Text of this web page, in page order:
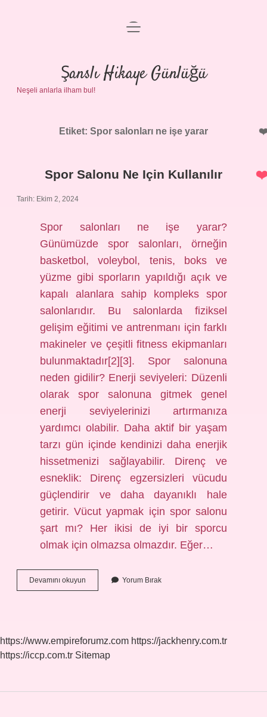
Anasayfa
Gizlilik Politikası
menüyü
Şanslı Hikaye Günlüğü
Neşeli anlarla ilham bul!
Etiket: Spor salonları ne işe yarar
Spor Salonu Ne Için Kullanılır
Tarih: Ekim 2, 2024
Spor salonları ne işe yarar?
Günümüzde spor salonları, örneğin
basketbol, ​​voleybol, tenis, boks ve
yüzme gibi sporların yapıldığı açık ve
kapalı alanlara sahip kompleks spor
salonlarıdır. Bu salonlarda fiziksel
gelişim eğitimi ve antrenmanı için farklı
makineler ve çeşitli fitness ekipmanları
bulunmaktadır[2][3]. Spor salonuna
neden gidilir? Enerji seviyeleri: Düzenli
olarak spor salonuna gitmek genel
enerji seviyelerinizi artırmanıza
yardımcı olabilir. Daha aktif bir yaşam
tarzı gün içinde kendinizi daha enerjik
hissetmenizi sağlayabilir. Direnç ve
esneklik: Direnç egzersizleri vücudu
güçlendirir ve daha dayanıklı hale
getirir. Vücut yapmak için spor salonu
şart mı? Her ikisi de iyi bir sporcu
olmak için olmazsa olmazdır. Eğer…
Devamını okuyun
Salonu
Yorum Bırak
https://www.empireforumz.com https://jackhenry.com.tr
https://iccp.com.tr Sitemap